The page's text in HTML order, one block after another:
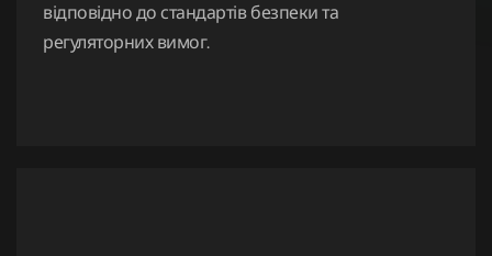
відповідно до стандартів безпеки та
регуляторних вимог.